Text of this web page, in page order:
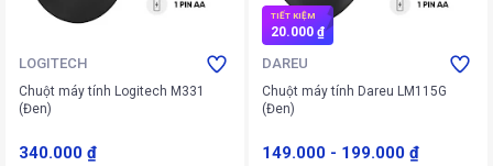
LOGITECH
Chuột máy tính Logitech M331
(Đen)
340.000 ₫
TIẾT KIỆM
20.000 ₫
DAREU
Chuột máy tính Dareu LM115G
(Đen)
149.000 - 199.000 ₫